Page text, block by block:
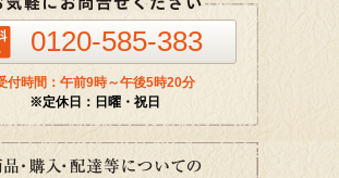
0120-585-383
付時間：午前9時～午後5時20分
※定休日：日曜・祝日